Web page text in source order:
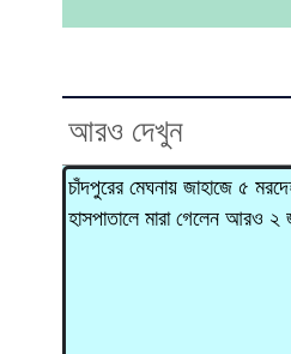
আরও দেখুন
চাঁদপুরের মেঘনায় জাহাজে ৫
হাসপাতালে মারা গেলেন আরও ২